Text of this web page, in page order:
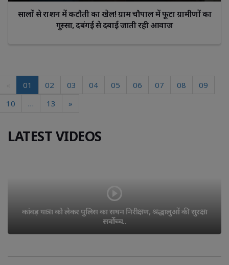
सालों से राशन में कटौती का खेल! ग्राम चौपाल में फूटा ग्रामीणों का
गुस्सा, दबंगई से दबाई जाती रही आवाज
01 02 03 04 05 06 07 08
09
10
… 13 »
LATEST VIDEOS
कांवड़ यात्रा को लेकर पुलिस का सघन निरीक्षण, श्रद्धालुओं की सुरक्षा
सर्वोच्च..